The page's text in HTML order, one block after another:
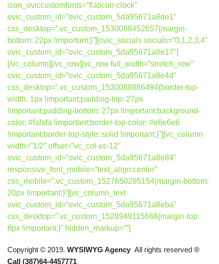
icon_oviccustomfonts=”flaticon-clock”
ovic_custom_id=”ovic_custom_5da95671a8de1″
css_desktop=”.vc_custom_1530088452657{margin-
bottom: 22px !important;}”][ovic_socials socials=”0,1,2,3,4″
ovic_custom_id=”ovic_custom_5da95671a8e17″]
[/vc_column][/vc_row][vc_row full_width=”stretch_row”
ovic_custom_id=”ovic_custom_5da95671a8e4d”
css_desktop=”.vc_custom_1530088886494{border-top-
width: 1px !important;padding-top: 27px
!important;padding-bottom: 27px !important;background-
color: #fafafa !important;border-top-color: #e6e6e6
!important;border-top-style: solid !important;}”][vc_column
width=”1/2″ offset=”vc_col-xs-12″
ovic_custom_id=”ovic_custom_5da95671a8e84″
responsive_font_mobile=”text_align:center”
css_mobile=”.vc_custom_1527650285154{margin-bottom:
20px !important;}”][vc_column_text
ovic_custom_id=”ovic_custom_5da95671a8eba”
css_desktop=”.vc_custom_1528949115668{margin-top:
8px !important;}” hidden_markup=””]
Copyright © 2019. WYSIWYG Agency All rights reserved ®
Call (387)64-4457771